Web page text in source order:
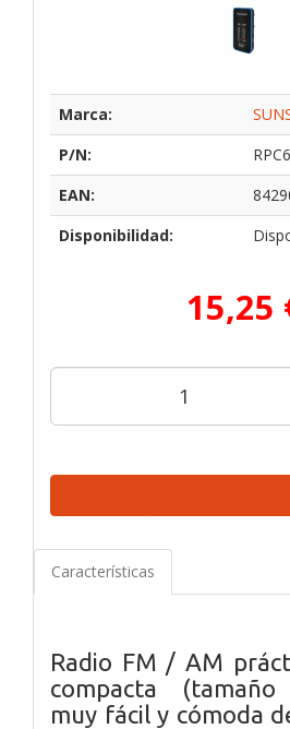
Marca:
P/N:
EAN:
Disponibilidad:
15,25
Características
Radio FM / AM
compacta (tamaño
muy fácil y cómoda